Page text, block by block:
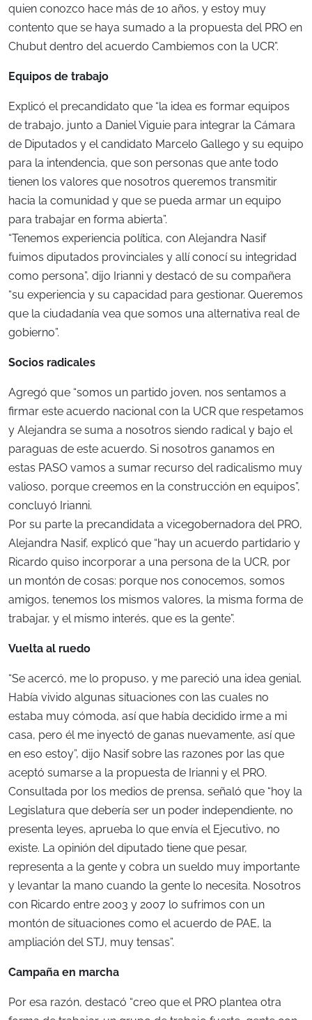
quien conozco hace más de 10 años, y estoy muy
contento que se haya sumado a la propuesta del PRO en
Chubut dentro del acuerdo Cambiemos con la UCR”.
Equipos de trabajo
Explicó el precandidato que “la idea es formar equipos
de trabajo, junto a Daniel Viguie para integrar la Cámara
de Diputados y el candidato Marcelo Gallego y su equipo
para la intendencia, que son personas que ante todo
tienen los valores que nosotros queremos transmitir
hacia la comunidad y que se pueda armar un equipo
para trabajar en forma abierta”.
“Tenemos experiencia política, con Alejandra Nasif
fuimos diputados provinciales y allí conocí su integridad
como persona”, dijo Irianni y destacó de su compañera
“su experiencia y su capacidad para gestionar. Queremos
que la ciudadanía vea que somos una alternativa real de
gobierno”.
Socios radicales
Agregó que “somos un partido joven, nos sentamos a
firmar este acuerdo nacional con la UCR que respetamos
y Alejandra se suma a nosotros siendo radical y bajo el
paraguas de este acuerdo. Si nosotros ganamos en
estas PASO vamos a sumar recurso del radicalismo muy
valioso, porque creemos en la construcción en equipos”,
concluyó Irianni.
Por su parte la precandidata a vicegobernadora del PRO,
Alejandra Nasif, explicó que “hay un acuerdo partidario y
Ricardo quiso incorporar a una persona de la UCR, por
un montón de cosas: porque nos conocemos, somos
amigos, tenemos los mismos valores, la misma forma de
trabajar, y el mismo interés, que es la gente”.
Vuelta al ruedo
“Se acercó, me lo propuso, y me pareció una idea genial.
Había vivido algunas situaciones con las cuales no
estaba muy cómoda, así que había decidido irme a mi
casa, pero él me inyectó de ganas nuevamente, así que
en eso estoy”, dijo Nasif sobre las razones por las que
aceptó sumarse a la propuesta de Irianni y el PRO.
Consultada por los medios de prensa, señaló que “hoy la
Legislatura que debería ser un poder independiente, no
presenta leyes, aprueba lo que envía el Ejecutivo, no
existe. La opinión del diputado tiene que pesar,
representa a la gente y cobra un sueldo muy importante
y levantar la mano cuando la gente lo necesita. Nosotros
con Ricardo entre 2003 y 2007 lo sufrimos con un
montón de situaciones como el acuerdo de PAE, la
ampliación del STJ, muy tensas”.
Campaña en marcha
Por esa razón, destacó “creo que el PRO plantea otra